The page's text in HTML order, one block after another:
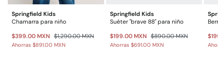
Springfield Kids
Chamarra para niño
$399.00 MXN $1,290.00 MXN
Ahorras $891.00 MXN
Springfield Kids
Suéter "brave 88" para niño
$199.00 MXN $890.00 MXN
Ahorras $691.00 MXN